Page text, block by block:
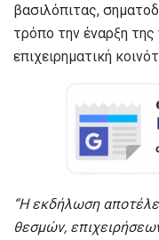
βασιλόπιτας,
τρόπο την έναρξη της
επιχειρηματική
“Η εκδήλωση
θεσμών,